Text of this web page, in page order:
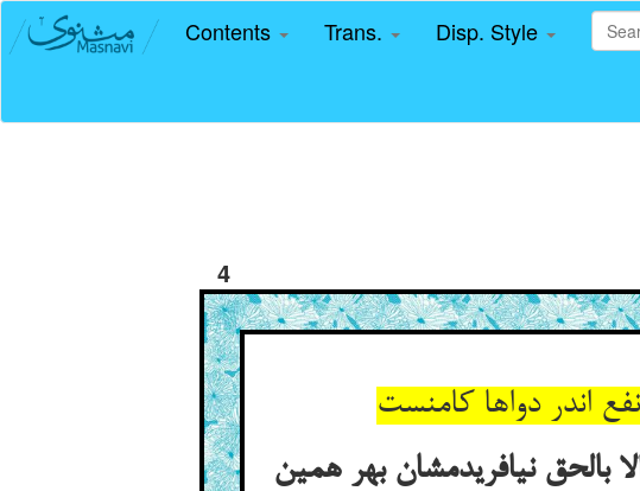
Contents Trans. Disp. Style
4
اندر دواها کامنست
بالحق نیافریدمشان بهر همین